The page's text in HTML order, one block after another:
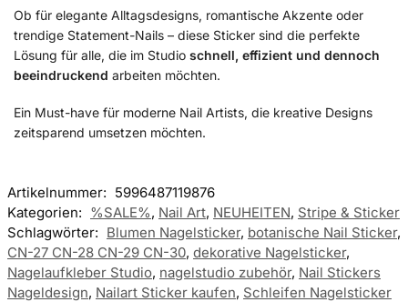
Ob für elegante Alltagsdesigns, romantische Akzente oder
trendige Statement-Nails – diese Sticker sind die perfekte
Lösung für alle, die im Studio schnell, effizient und dennoch
beeindruckend arbeiten möchten.
Ein Must-have für moderne Nail Artists, die kreative Designs
zeitsparend umsetzen möchten.
Artikelnummer: 5996487119876
Kategorien: %SALE%, Nail Art, NEUHEITEN, Stripe & Sticker
Schlagwörter: Blumen Nagelsticker, botanische Nail Sticker,
CN-27 CN-28 CN-29 CN-30, dekorative Nagelsticker,
Nagelaufkleber Studio, nagelstudio zubehör, Nail Stickers
Nageldesign, Nailart Sticker kaufen, Schleifen Nagelsticker